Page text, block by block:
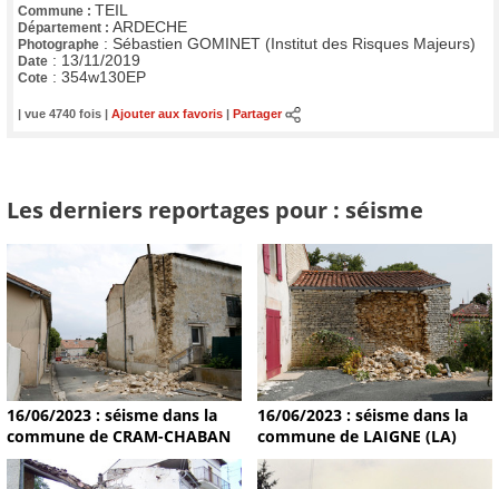
Commune : TEIL
Département : ARDECHE
Photographe : Sébastien GOMINET (Institut des Risques Majeurs)
Date : 13/11/2019
Cote : 354w130EP
| vue 4740 fois | Ajouter aux favoris Partager
Les derniers reportages pour : séisme
16/06/2023 : séisme dans la
commune de CRAM-CHABAN
16/06/2023 : séisme dans la
commune de LAIGNE (LA)